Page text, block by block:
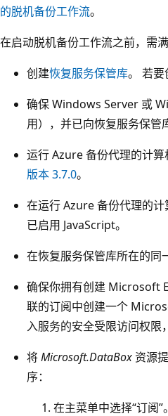
的脱机备份工作流。
在启动脱机备份工作流之前，需
创建恢复服务保管库。 若要
确保 Windows Server 或
用），并已向恢复服务保管
运行 Azure 备份代理的计
版本 3.7.0。
在运行 Azure 备份代理的
已启用 JavaScript。
在恢复服务保管库所在的同
确保你拥有创建 Microsoft
联的订阅中创建一个
入服务的安全受限访问权限
将Microsoft.DataBox 资源
序：
在主菜单中选择“订阅”。